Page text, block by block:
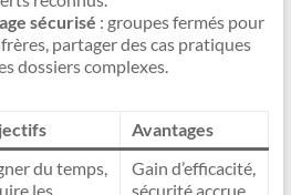
sécurisé : groupes fermés pour
partager des cas pratiques
dossiers complexes.
Avantages
du temps,
les
Gain d’efficacité,
sécurité accrue